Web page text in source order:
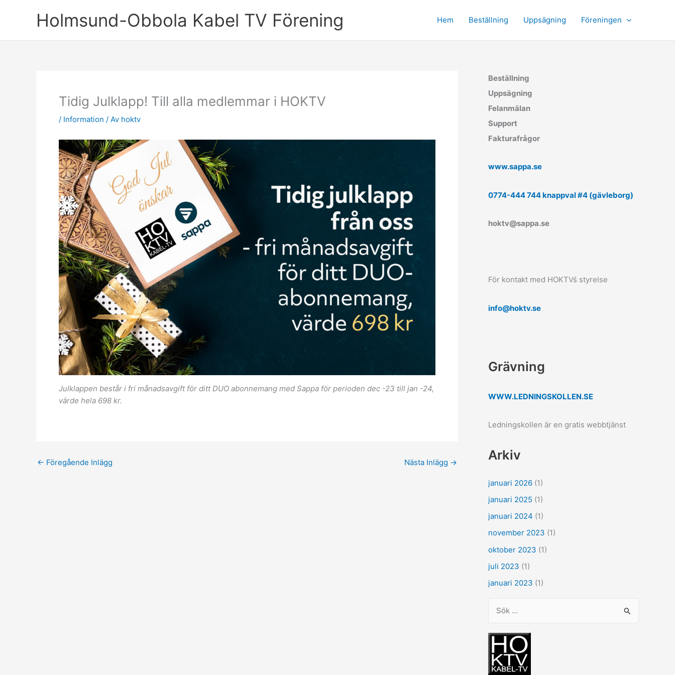
Holmsund-Obbola Kabel TV Förening Hem Beställning Uppsägning Föreningen
Tidig Julklapp! Till alla medlemmar i HOKTV
/ Information / Av hoktv
Julklappen består i fri månadsavgift för ditt DUO abonnemang med Sappa för perioden dec -23 till jan -24,
värde hela 698 kr.
← Föregående Inlägg Nästa Inlägg →
Beställning
Uppsägning
Felanmälan
Support
Fakturafrågor
www.sappa.se
0774-444 744 knappval #4 (gävleborg)
hoktv@sappa.se
För kontakt med HOKTVś styrelse
info@hoktv.se
Grävning
WWW.LEDNINGSKOLLEN.SE
Ledningskollen är en gratis webbtjänst
Arkiv
januari 2026 (1)
januari 2025 (1)
januari 2024 (1)
november 2023 (1)
oktober 2023 (1)
juli 2023 (1)
januari 2023 (1)
k